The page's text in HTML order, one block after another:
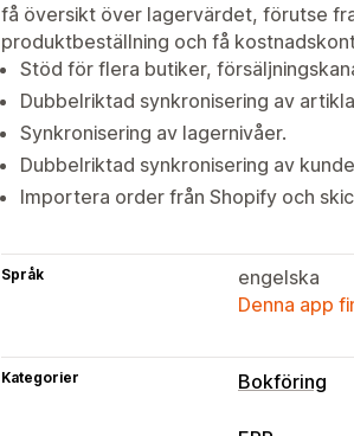
få översikt över lagervärdet, förutse
produktbeställning och få
Stöd för flera butiker,
Dubbelriktad synkronisering av
Synkronisering av lagernivåer.
Dubbelriktad synkronisering av
Importera order från Shopify och
Språk
engelska
Denna app
Kategorier Bokföring